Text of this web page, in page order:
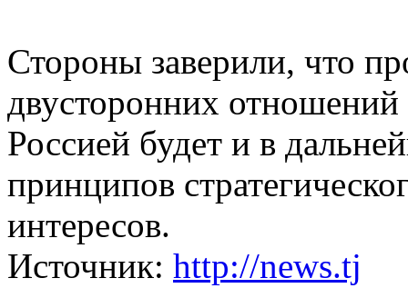
Стороны заверили, что
двусторонних
Россией будет и в
принципов
интересов.
Источник: http://news.tj